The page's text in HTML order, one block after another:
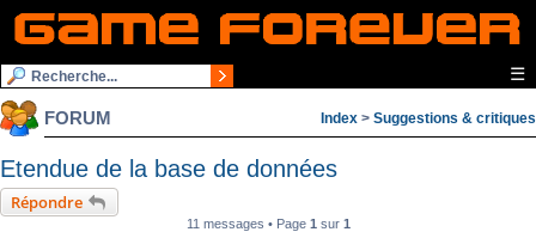
☰
FORUM Index > Suggestions & critiques
Etendue de la base de données
Répondre
11 messages • Page 1sur 1